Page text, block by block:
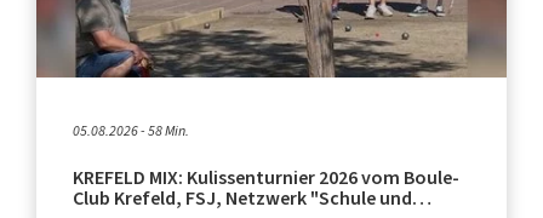
05.08.2026 - 58 Min.
KREFELD MIX: Kulissenturnier 2026 vom Boule-
Club Krefeld, FSJ, Netzwerk "Schule und